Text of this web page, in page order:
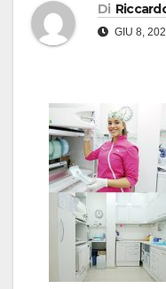
Di
GIU 8,